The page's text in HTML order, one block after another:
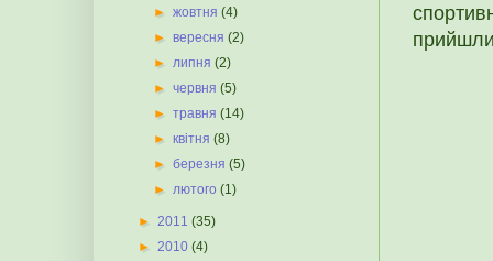
►жовтня(4)
►вересня(2)
►липня(2)
►червня(5)
►травня(14)
►квітня(8)
►березня(5)
►лютого(1)
► 2011 (35)
► 2010 (4)